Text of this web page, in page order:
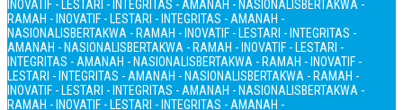
INOVATIF - LESTARI - INTEGRITAS - AMANAH - NASIONALISBERTAKWA -
RAMAH - INOVATIF - LESTARI - INTEGRITAS - AMANAH -
NASIONALISBERTAKWA - RAMAH - INOVATIF - LESTARI - INTEGRITAS -
AMANAH - NASIONALISBERTAKWA - RAMAH - INOVATIF - LESTARI -
INTEGRITAS - AMANAH - NASIONALISBERTAKWA - RAMAH - INOVATIF -
LESTARI - INTEGRITAS - AMANAH - NASIONALISBERTAKWA - RAMAH -
INOVATIF - LESTARI - INTEGRITAS - AMANAH - NASIONALISBERTAKWA -
RAMAH - INOVATIF - LESTARI - INTEGRITAS - AMANAH -